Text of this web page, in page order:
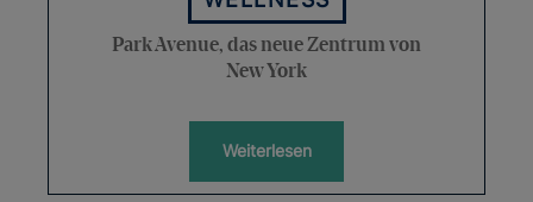
Park Avenue, das neue Zentrum von
New York
Weiterlesen